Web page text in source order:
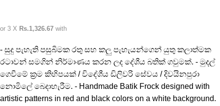
or 3 X Rs.1,326.67 with
- සුදු පැහැති පසුබිමක රතු සහ කලු පැහැයන්ගෙන් යුතු කලාත්මක
රටාවන් සමගින් නිර්මාණය කරන ලද දේශීය බතික් ගවුමක්. - මුදල්
ගෙවීමේ ක්‍රම කිහිපයක් / විදේශීය ඩිලිවරි සේවය / දිවයිනපුරා
නොමිලේ බෙදාහැරීම. - Handmade Batik Frock designed with
artistic patterns in red and black colors on a white background.